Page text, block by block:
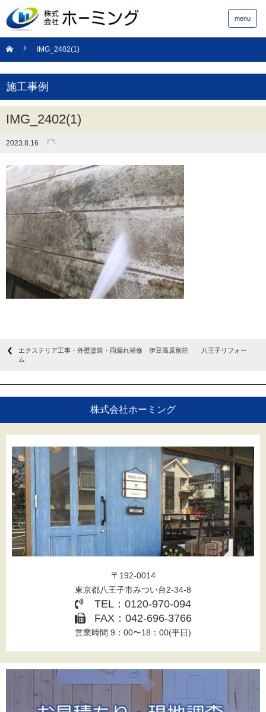
menu
IMG_2402(1)
施工事例
IMG_2402(1)
2023.8.16
エクステリア工事・外壁塗装・雨漏れ補修 伊豆高原別荘 八王子リフォー
ム
株式会社ホーミング
〒192-0014
東京都八王子市みつい台2-34-8
TEL：0120-970-094
FAX：042-696-3766
営業時間 9：00〜18：00(平日)